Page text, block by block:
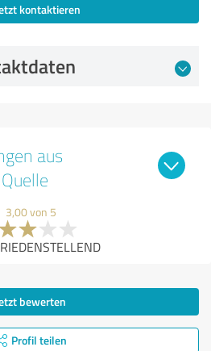
kontaktieren
aus
3,00 von 5
bewerten
Profil teilen